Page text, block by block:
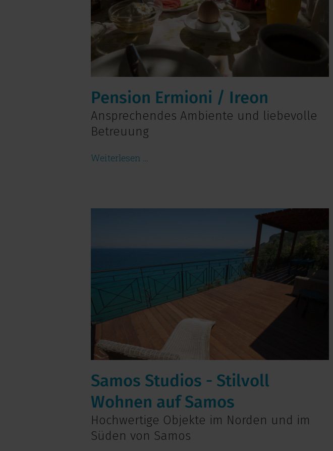
Pension Ermioni / Ireon
Ansprechendes Ambiente und liebevolle
Betreuung
Weiterlesen …
Samos Studios - Stilvoll
Wohnen auf Samos
Hochwertige Objekte im Norden und im
Süden von Samos